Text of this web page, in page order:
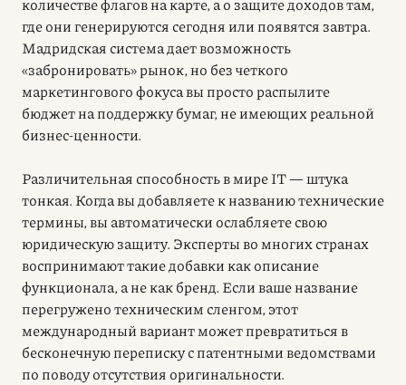
где они генерируются сегодня или появятся завтра.
Мадридская система дает возможность
«забронировать» рынок, но без четкого
маркетингового фокуса вы просто распылите
бюджет на поддержку бумаг, не имеющих реальной
бизнес-ценности.
Различительная способность в мире IT — штука
тонкая. Когда вы добавляете к названию технические
термины, вы автоматически ослабляете свою
юридическую защиту. Эксперты во многих странах
воспринимают такие добавки как описание
функционала, а не как бренд. Если ваше название
перегружено техническим сленгом, этот
международный вариант может превратиться в
бесконечную переписку с патентными ведомствами
по поводу отсутствия оригинальности.